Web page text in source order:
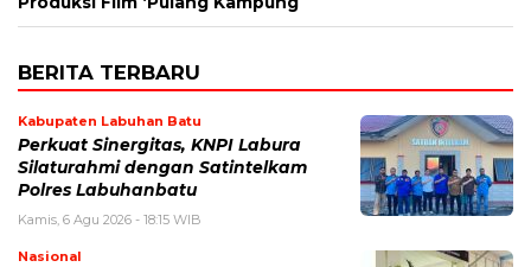
BERITA TERBARU
Kabupaten Labuhan Batu
Perkuat Sinergitas, KNPI Labura
Silaturahmi dengan Satintelkam
Polres Labuhanbatu
Kamis, 6 Agu 2026 - 18:15 WIB
Nasional